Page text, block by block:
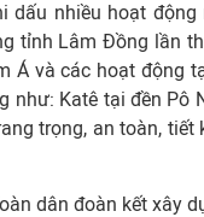
dấu nhiều hoạt
tỉnh Lâm Đồng lần
Á và các hoạt động
như: Katê tại đền Pô
trọng, an toàn,
dân đoàn kết xây